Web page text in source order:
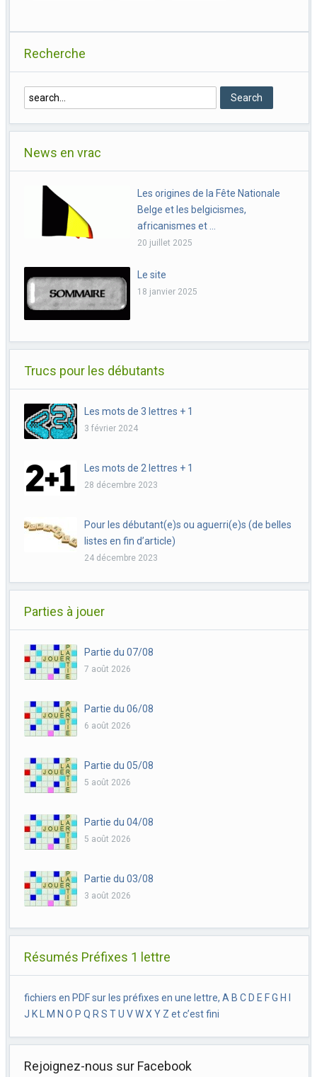
Recherche
News en vrac
Les origines de la Fête Nationale
Belge et les belgicismes,
africanismes et …
20 juillet 2025
Le site
18 janvier 2025
Trucs pour les débutants
Les mots de 3 lettres + 1
3 février 2024
Les mots de 2 lettres + 1
28 décembre 2023
Pour les débutant(e)s ou aguerri(e)s (de belles
listes en fin d’article)
24 décembre 2023
Parties à jouer
Partie du 07/08
7 août 2026
Partie du 06/08
6 août 2026
Partie du 05/08
5 août 2026
Partie du 04/08
5 août 2026
Partie du 03/08
3 août 2026
Résumés Préfixes 1 lettre
fichiers en PDF sur les préfixes en une lettre, A B C D E F G H I
J K L M N O P Q R S T U V W X Y Z et c’est fini
Rejoignez-nous sur Facebook